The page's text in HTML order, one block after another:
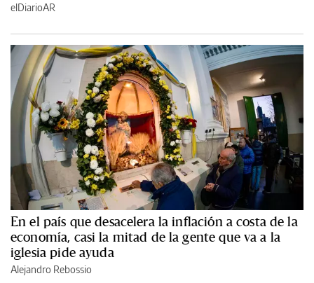
elDiarioAR
En el país que desacelera la inflación a costa de la
economía, casi la mitad de la gente que va a la
iglesia pide ayuda
Alejandro Rebossio